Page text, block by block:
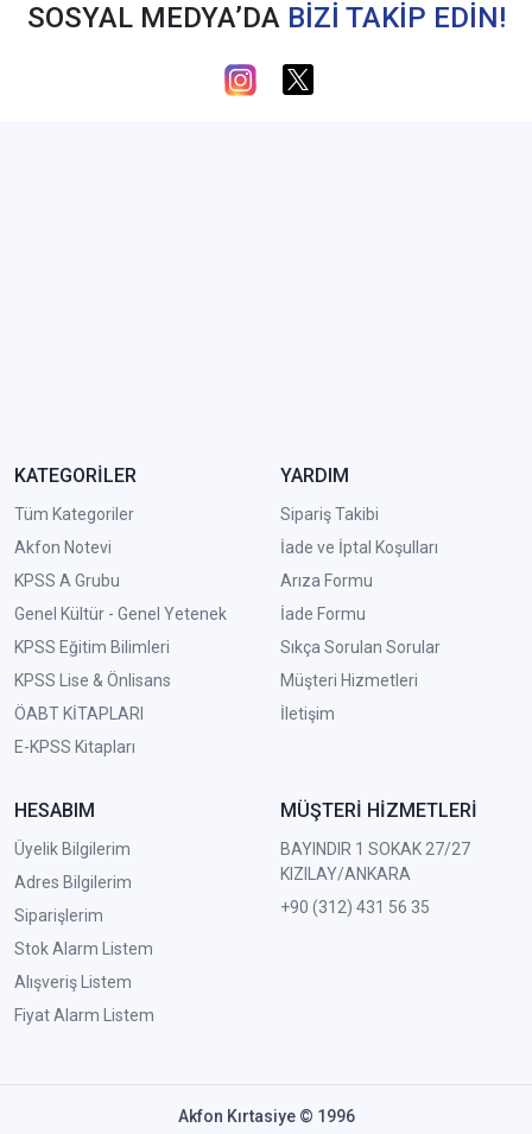
SOSYAL MEDYA’DA BİZİ TAKİP EDİN!
KATEGORİLER
Tüm Kategoriler
Akfon Notevi
KPSS A Grubu
Genel Kültür - Genel Yetenek
KPSS Eğitim Bilimleri
KPSS Lise & Önlisans
ÖABT KİTAPLARI
E-KPSS Kitapları
YARDIM
Sipariş Takibi
İade ve İptal Koşulları
Arıza Formu
İade Formu
Sıkça Sorulan Sorular
Müşteri Hizmetleri
İletişim
HESABIM
Üyelik Bilgilerim
Adres Bilgilerim
Siparişlerim
Stok Alarm Listem
Alışveriş Listem
Fiyat Alarm Listem
MÜŞTERİ HİZMETLERİ
BAYINDIR 1 SOKAK 27/27
KIZILAY/ANKARA
+90 (312) 431 56 35
Akfon Kırtasiye © 1996